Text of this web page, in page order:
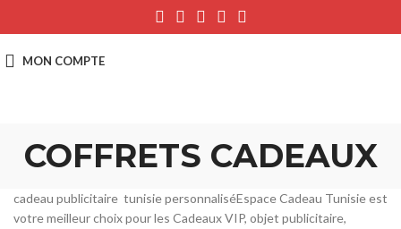
COFFRETS CADEAUX
cadeau publicitaire tunisie personnaliséEspace Cadeau Tunisie est
votre meilleur choix pour les Cadeaux VIP, objet publicitaire,